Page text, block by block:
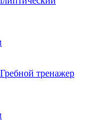
тренажер